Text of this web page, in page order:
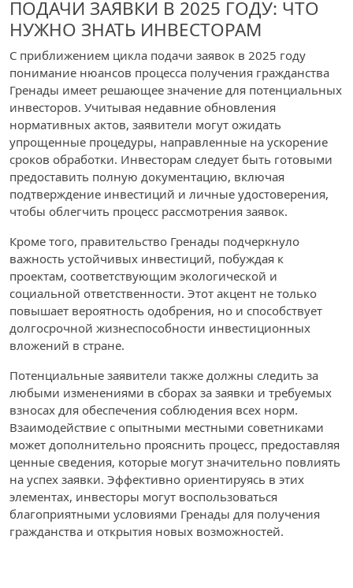
ПОДАЧИ ЗАЯВКИ В 2025 ГОДУ: ЧТО
НУЖНО ЗНАТЬ ИНВЕСТОРАМ
С приближением цикла подачи заявок в 2025 году
понимание нюансов процесса получения гражданства
Гренады имеет решающее значение для потенциальных
инвесторов. Учитывая недавние обновления
нормативных актов, заявители могут ожидать
упрощенные процедуры, направленные на ускорение
сроков обработки. Инвесторам следует быть готовыми
предоставить полную документацию, включая
подтверждение инвестиций и личные удостоверения,
чтобы облегчить процесс рассмотрения заявок.
Кроме того, правительство Гренады подчеркнуло
важность устойчивых инвестиций, побуждая к
проектам, соответствующим экологической и
социальной ответственности. Этот акцент не только
повышает вероятность одобрения, но и способствует
долгосрочной жизнеспособности инвестиционных
вложений в стране.
Потенциальные заявители также должны следить за
любыми изменениями в сборах за заявки и требуемых
взносах для обеспечения соблюдения всех норм.
Взаимодействие с опытными местными советниками
может дополнительно прояснить процесс, предоставляя
ценные сведения, которые могут значительно повлиять
на успех заявки. Эффективно ориентируясь в этих
элементах, инвесторы могут воспользоваться
благоприятными условиями Гренады для получения
гражданства и открытия новых возможностей.